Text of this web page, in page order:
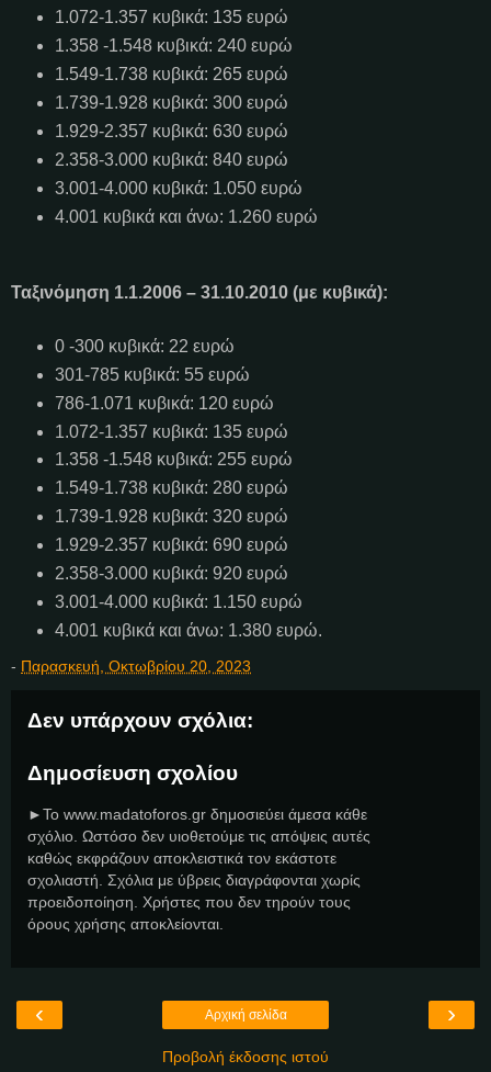
1.072-1.357 κυβικά: 135 ευρώ
1.358 -1.548 κυβικά: 240 ευρώ
1.549-1.738 κυβικά: 265 ευρώ
1.739-1.928 κυβικά: 300 ευρώ
1.929-2.357 κυβικά: 630 ευρώ
2.358-3.000 κυβικά: 840 ευρώ
3.001-4.000 κυβικά: 1.050 ευρώ
4.001 κυβικά και άνω: 1.260 ευρώ
Ταξινόμηση 1.1.2006 – 31.10.2010 (με κυβικά):
0 -300 κυβικά: 22 ευρώ
301-785 κυβικά: 55 ευρώ
786-1.071 κυβικά: 120 ευρώ
1.072-1.357 κυβικά: 135 ευρώ
1.358 -1.548 κυβικά: 255 ευρώ
1.549-1.738 κυβικά: 280 ευρώ
1.739-1.928 κυβικά: 320 ευρώ
1.929-2.357 κυβικά: 690 ευρώ
2.358-3.000 κυβικά: 920 ευρώ
3.001-4.000 κυβικά: 1.150 ευρώ
4.001 κυβικά και άνω: 1.380 ευρώ.
- Παρασκευή, Οκτωβρίου 20, 2023
Δεν υπάρχουν σχόλια:
Δημοσίευση σχολίου
►Το www.madatoforos.gr δημοσιεύει άμεσα κάθε
σχόλιο. Ωστόσο δεν υιοθετούμε τις απόψεις αυτές
καθώς εκφράζουν αποκλειστικά τον εκάστοτε
σχολιαστή. Σχόλια με ύβρεις διαγράφονται χωρίς
προειδοποίηση. Χρήστες που δεν τηρούν τους
όρους χρήσης αποκλείονται.
‹ ›
Αρχική σελίδα
Προβολή έκδοσης ιστού